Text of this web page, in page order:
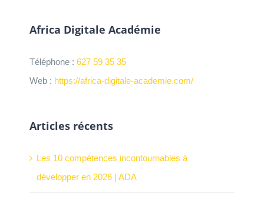
Africa Digitale Académie
Téléphone : 627 59 35 35
Web : https://africa-digitale-academie.com/
Articles récents
Les 10 compétences incontournables à
développer en 2026 | ADA